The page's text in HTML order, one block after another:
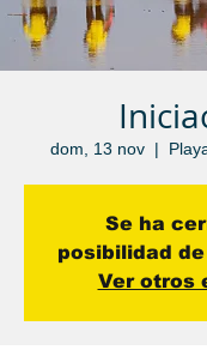
dom, 13 nov
  |
Se ha
posibilidad
Ver otros